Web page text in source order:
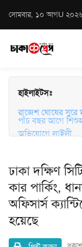
সোমবার, ১০ আগU
হাইলাইটসঃ
রাজেশ ঘোষের সুরে
পাঁচ বছর আগে
অভিযোগে লাইলী
ঢাকা দক্ষিণ
কার পার্কিং,
অফিসার্স
হয়েছে